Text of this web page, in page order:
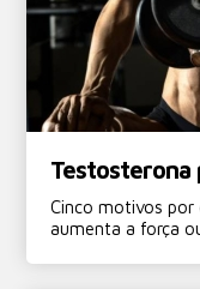
Testosterona
Cinco motivos por
aumenta a força